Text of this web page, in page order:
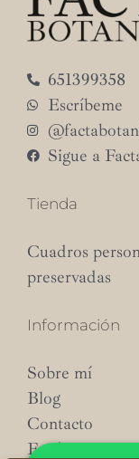
651399358
Escríbeme
Sigue a
Tienda
Cuadros
preservadas
Información
Sobre mí
Blog
Contacto
Envíos